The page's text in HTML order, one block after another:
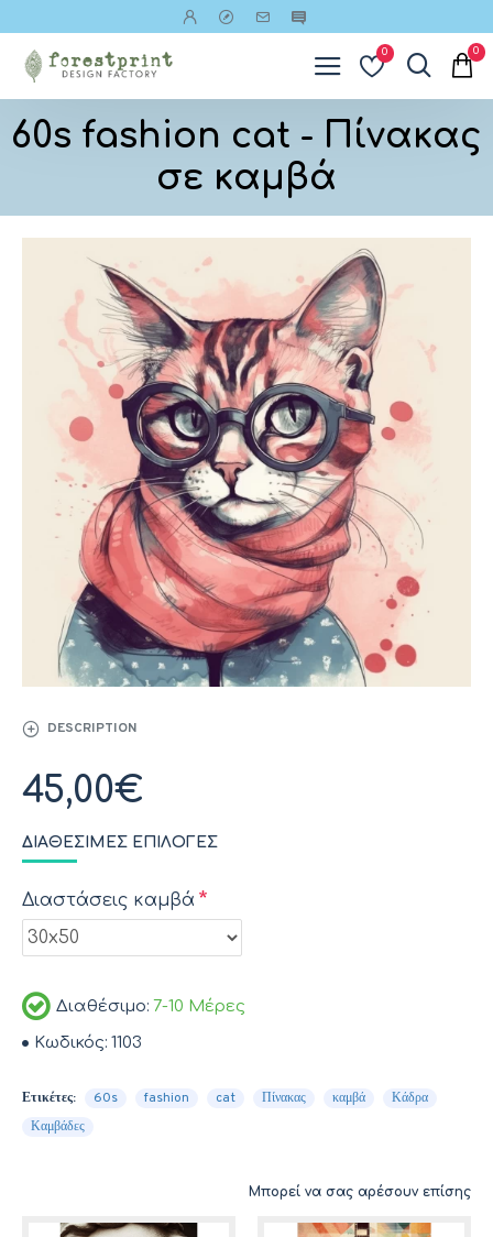
0 0
60s fashion cat - Πίνακας
σε καμβά
DESCRIPTION
Διαθέσιμο: 7-10 Μέρες
Κωδικός: 1103
45,00€
ΔΙΑΘΈΣΙΜΕΣ ΕΠΙΛΟΓΈΣ
Διαστάσεις καμβά
Ετικέτες: 60s fashion cat Πίνακας καμβά
Κάδρα
Καμβάδες
Μπορεί να σας αρέσουν επίσης